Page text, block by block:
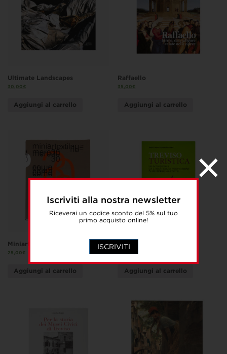
Iscriviti alla nostra newsletter
Riceverai un codice sconto del 5% sul tuo
primo acquisto online!
ISCRIVITI
Ultimate Landscapes
30,00€
Aggiungi al carrello
Raffaello
35,00€
Aggiungi al carrello
Miniartextil – Numero 30
25,00€
Aggiungi al carrello
Treviso turistica
15,00€
Aggiungi al carrello